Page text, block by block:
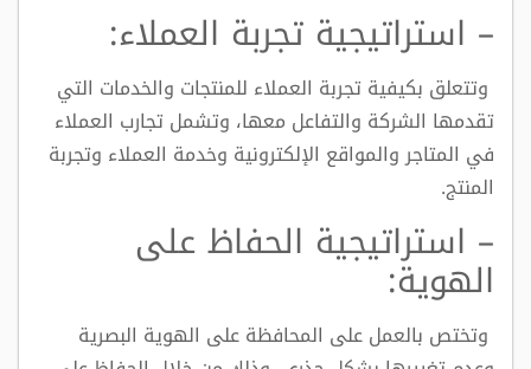
– استراتيجية تجربة العملاء:
وتتعلق بكيفية تجربة العملاء للمنتجات والخدمات التي
تقدمها الشركة والتفاعل معها، وتشمل تجارب العملاء
في المتاجر والمواقع الإلكترونية وخدمة العملاء وتجربة
المنتج.
– استراتيجية الحفاظ على
الهوية:
وتختص بالعمل على المحافظة على الهوية البصرية